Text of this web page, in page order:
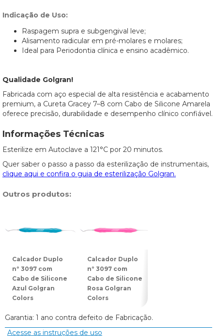
Indicação de Uso:
Raspagem supra e subgengival leve;
Alisamento radicular em pré-molares e molares;
Ideal para Periodontia clínica e ensino acadêmico.
Qualidade Golgran!
Fabricada com aço especial de alta resistência e acabamento
premium, a Cureta Gracey 7–8 com Cabo de Silicone Amarela
oferece precisão, durabilidade e desempenho clínico confiável.
Informações Técnicas
Esterilize em Autoclave a 121°C por 20 minutos.
Quer saber o passo a passo da esterilização de instrumentais,
clique aqui e confira o guia de esterilização Golgran.
Outros produtos:
Calcador Duplo
nº 3097 com
Cabo de Silicone
Azul Golgran
Colors
Calcador Duplo
nº 3097 com
Cabo de Silicone
Rosa Golgran
Colors
Garantia: 1 ano contra defeito de Fabricação.
Acesse as instruções de uso